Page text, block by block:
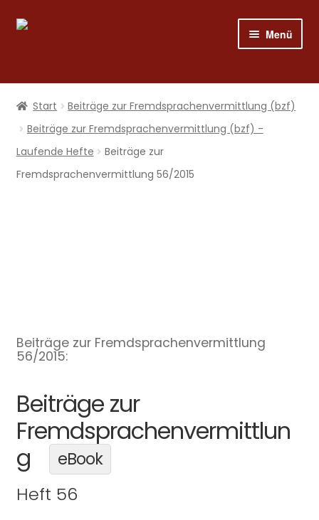
Zur
Zum
Menü
Shop
Programm
Publizieren
Start
Beiträge zur Fremdsprachen­vermittlung (bzf)
Beiträge zur Fremdsprachenvermittlung (bzf) -
Laufende Hefte
Beiträge zur
Fremdsprachenvermittlung 56/2015
Beiträge zur Fremdsprachenvermittlung
56/2015:
Beiträge zur
Fremdsprachenvermittlun
g
eBook
Heft 56